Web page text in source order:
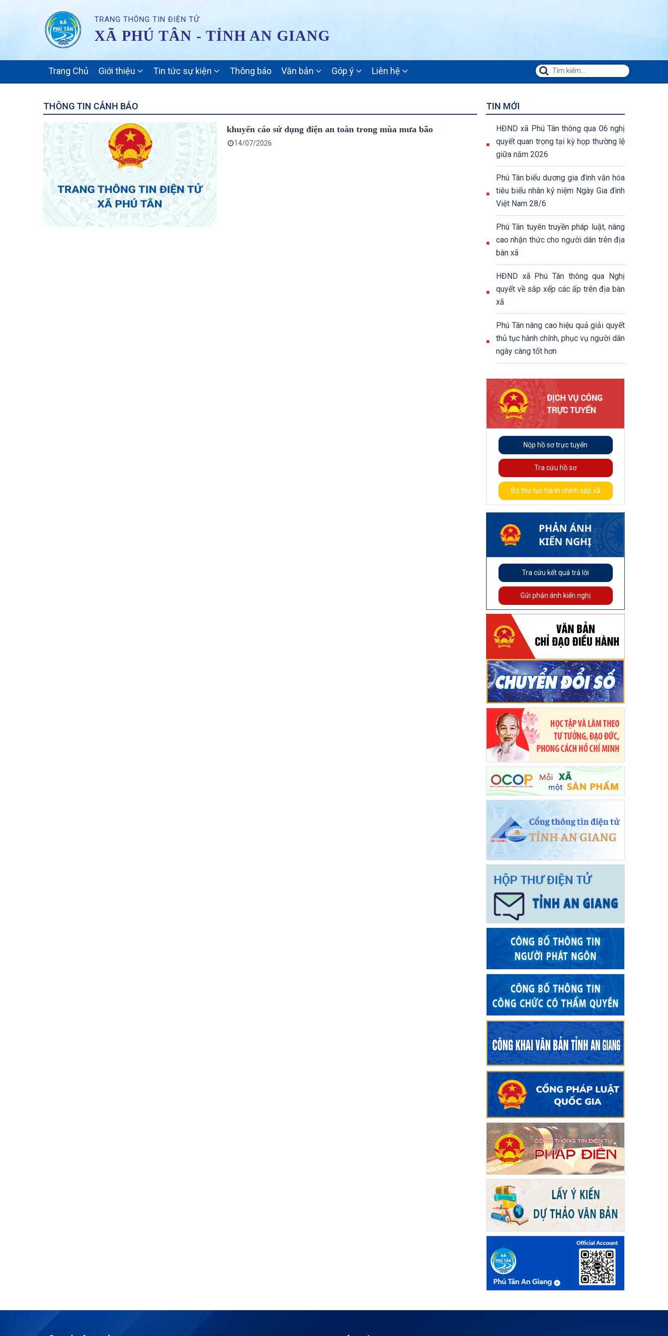
TRANG THÔNG TIN ĐIỆN TỬ
XÃ PHÚ TÂN - TỈNH AN GIANG
NAVIGATION
Trang Chủ Giới thiệu Tin tức sự kiện Thông báo Văn bản Góp ý Liên hệ
THÔNG TIN CẢNH BÁO
khuyến cáo sử dụng điện an toàn trong mùa mưa bão
14/07/2026
TIN MỚI
HĐND xã Phú Tân thông qua 06 nghị
quyết quan trọng tại kỳ họp thường lệ
giữa năm 2026
Phú Tân biểu dương gia đình văn hóa
tiêu biểu nhân kỷ niệm Ngày Gia đình
Việt Nam 28/6
Phú Tân tuyên truyền pháp luật, nâng
cao nhận thức cho người dân trên địa
bàn xã
HĐND xã Phú Tân thông qua Nghị
quyết về sắp xếp các ấp trên địa bàn
xã
Phú Tân nâng cao hiệu quả giải quyết
thủ tục hành chính, phục vụ người dân
ngày càng tốt hơn
Nộp hồ sơ trực tuyến
Tra cứu hồ sơ
Bộ thủ tục hành chính cấp xã
Tra cứu kết quả trả lời
Gửi phản ánh kiến nghị